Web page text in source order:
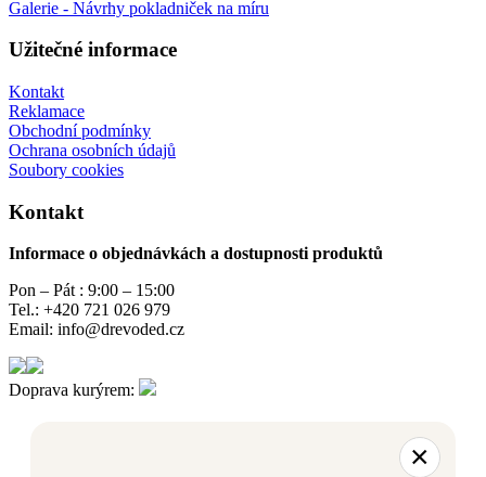
Galerie - Návrhy pokladniček na míru
Užitečné informace
Kontakt
Reklamace
Obchodní podmínky
Ochrana osobních údajů
Soubory cookies
Kontakt
Informace o objednávkách a dostupnosti produktů
Pon – Pát : 9:00 – 15:00
Tel.: +420 721 026 979
Email: info@drevoded.cz
Doprava kurýrem:
×